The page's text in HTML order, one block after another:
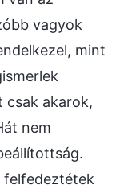
vagyok
mint
csak akarok,
nem
felfedeztétek